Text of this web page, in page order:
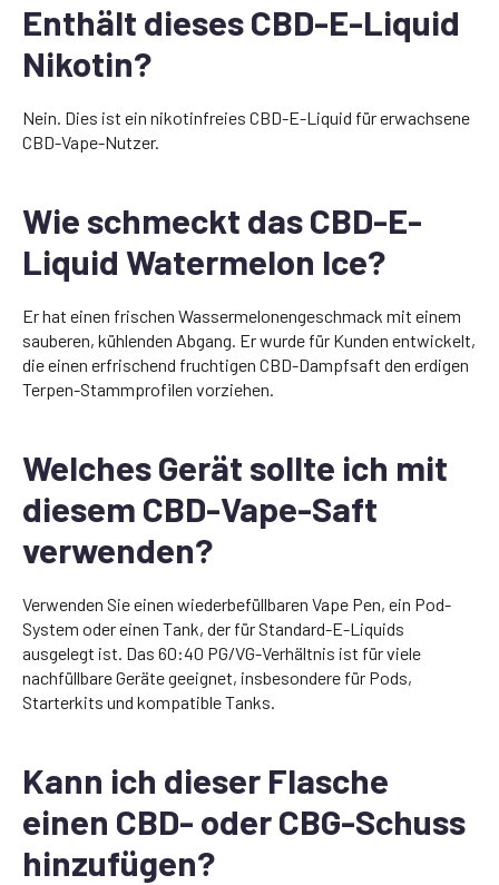
Enthält dieses CBD-E-Liquid
Nikotin?
Nein. Dies ist ein nikotinfreies CBD-E-Liquid für erwachsene
CBD-Vape-Nutzer.
Wie schmeckt das CBD-E-
Liquid Watermelon Ice?
Er hat einen frischen Wassermelonengeschmack mit einem
sauberen, kühlenden Abgang. Er wurde für Kunden entwickelt,
die einen erfrischend fruchtigen CBD-Dampfsaft den erdigen
Terpen-Stammprofilen vorziehen.
Welches Gerät sollte ich mit
diesem CBD-Vape-Saft
verwenden?
Verwenden Sie einen wiederbefüllbaren Vape Pen, ein Pod-
System oder einen Tank, der für Standard-E-Liquids
ausgelegt ist. Das 60:40 PG/VG-Verhältnis ist für viele
nachfüllbare Geräte geeignet, insbesondere für Pods,
Starterkits und kompatible Tanks.
Kann ich dieser Flasche
einen CBD- oder CBG-Schuss
hinzufügen?